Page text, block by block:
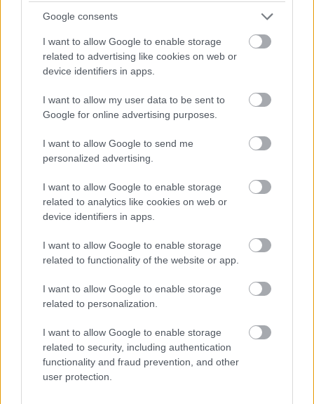
Google consents
I want to allow Google to enable storage
related to advertising like cookies on web or
device identifiers in apps.
I want to allow my user data to be sent to
Google for online advertising purposes.
I want to allow Google to send me
personalized advertising.
I want to allow Google to enable storage
related to analytics like cookies on web or
device identifiers in apps.
I want to allow Google to enable storage
related to functionality of the website or app.
I want to allow Google to enable storage
related to personalization.
I want to allow Google to enable storage
related to security, including authentication
functionality and fraud prevention, and other
user protection.
MEGHIBÁSODOTT TRANSZFORMÁTORT
Megkezdték az elhalasztott egészségügyi